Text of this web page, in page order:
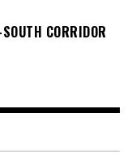
CORRIDOR